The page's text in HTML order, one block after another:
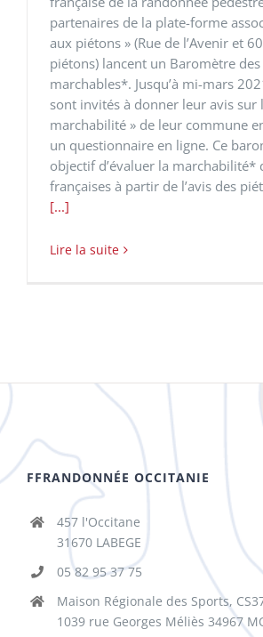
partenaires de la plate-forme
aux piétons » (Rue de l’Avenir et
piétons) lancent un Baromètre
marchables*. Jusqu’à mi-mars
sont invités à donner leur avis sur
marchabilité » de leur commune
un questionnaire en ligne. Ce
objectif d’évaluer la marchabilité*
françaises à partir de l’avis des
[...]
Lire la suite
FFRANDONNÉE OCCITANIE
457 l'Occitane
31670 LABEGE
05 82 95 37 75
Maison Régionale des Sports,
1039 rue Georges Méliès 34967